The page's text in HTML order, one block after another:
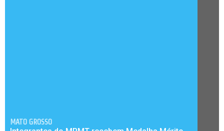
MATO GROSSO